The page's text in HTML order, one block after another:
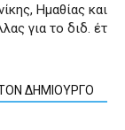
Ημαθίας και
για το διδ. έτ
ΔΗΜΙΟΥΡΓΟ